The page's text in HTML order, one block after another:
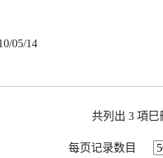
05/14
共列出 3 項
每页记录数目